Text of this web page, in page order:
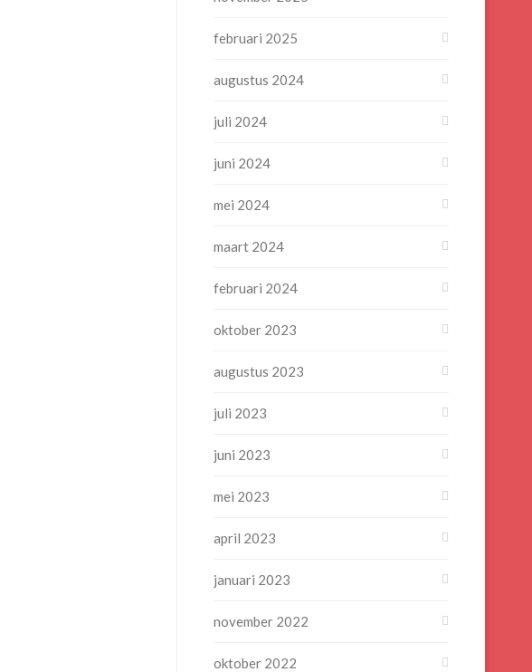
februari 2025
augustus 2024
juli 2024
juni 2024
mei 2024
maart 2024
februari 2024
oktober 2023
augustus 2023
juli 2023
juni 2023
mei 2023
april 2023
januari 2023
november 2022
oktober 2022